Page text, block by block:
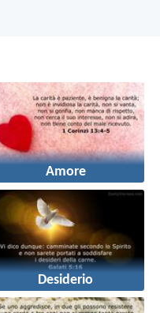
Amore
Desiderio